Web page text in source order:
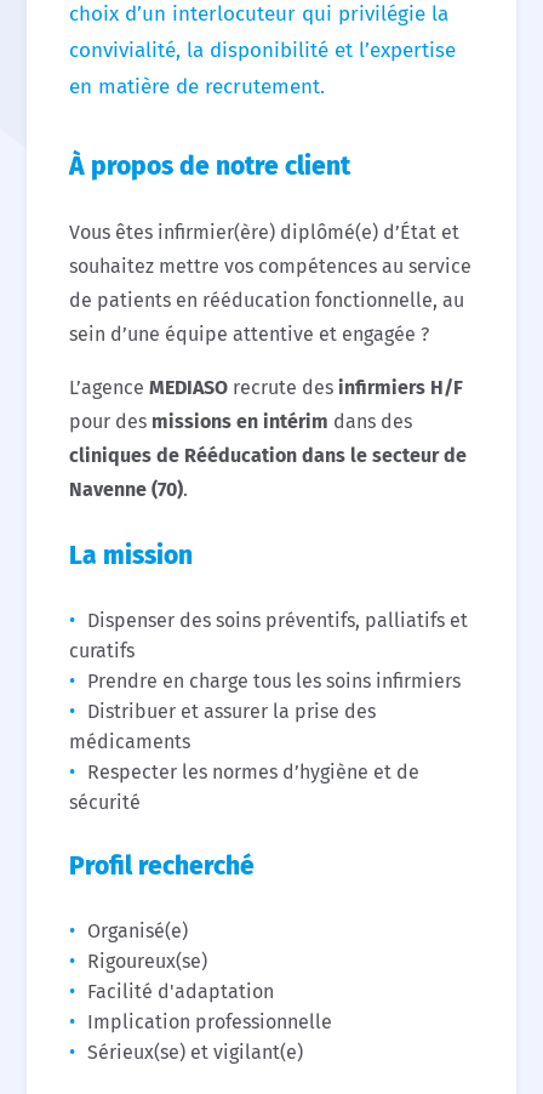
choix d’un interlocuteur qui privilégie la
convivialité, la disponibilité et l’expertise
en matière de recrutement.
À propos de notre client
Vous êtes infirmier(ère) diplômé(e) d’État et
souhaitez mettre vos compétences au service
de patients en rééducation fonctionnelle, au
sein d’une équipe attentive et engagée ?
L’agenceMEDIASO recrute desinfirmiers H/F
pour des missions en intérim dans des
cliniques de Rééducation dans le secteur de
Navenne (70).
La mission
Dispenser des soins préventifs, palliatifs et
curatifs
Prendre en charge tous les soins infirmiers
Distribuer et assurer la prise des
médicaments
Respecter les normes d’hygiène et de
sécurité
Profil recherché
Organisé(e)
Rigoureux(se)
Facilité d'adaptation
Implication professionnelle
Sérieux(se) et vigilant(e)